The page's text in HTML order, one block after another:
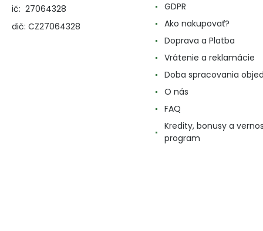
ič: 27064328
dič: CZ27064328
GDPR
Ako nakupovať?
Doprava a Platba
Vrátenie a reklamácie
Doba spracovania
O nás
FAQ
Kredity, bonusy a
program